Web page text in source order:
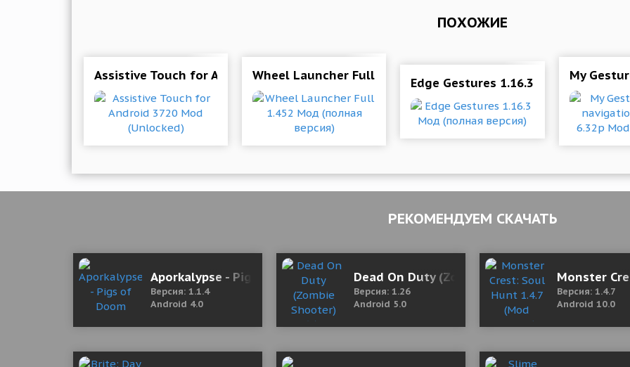
ПОХОЖИЕ
Assistive Touch for Android 3720 Mod (Unlocked)Wheel Launcher Full 1.452 Мод (полная версия)
Edge Gestures 1.16.3 Мод (полная
My
РЕКОМЕНДУЕМ СКАЧАТЬ
Aporkalypse - Pigs of Doom
Версия: 1.1.4
Android 4.0
Dead On Duty (Zombie Shooter) 1.26 (Mod
Версия: 1.26
Android 5.0
Monster
Версия: 1.4.7
Android 10.0